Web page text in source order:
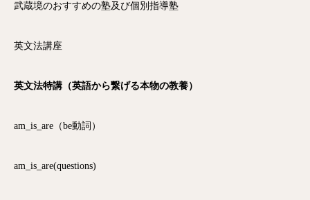
武蔵境のおすすめの塾及び個別指導塾
英文法講座
英文法特講（英語から繋げる本物の教養）
am_is_are（be動詞）
am_is_are(questions)